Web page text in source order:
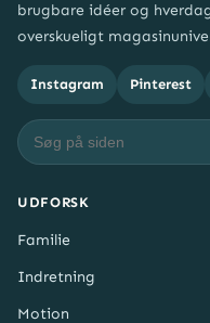
brugbare idéer og
overskueligt
Instagram Pinterest
UDFORSK
Familie
Indretning
Motion